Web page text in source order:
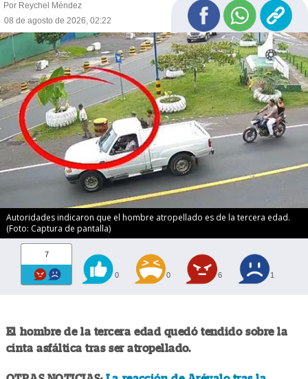
Por Reychel Méndez
08 de agosto de 2026, 02:22
Autoridades indicaron que el hombre atropellado es de la tercera edad.
(Foto: Captura de pantalla)
7
0 0 6 1
El hombre de la tercera edad quedó tendido sobre la
cinta asfáltica tras ser atropellado.